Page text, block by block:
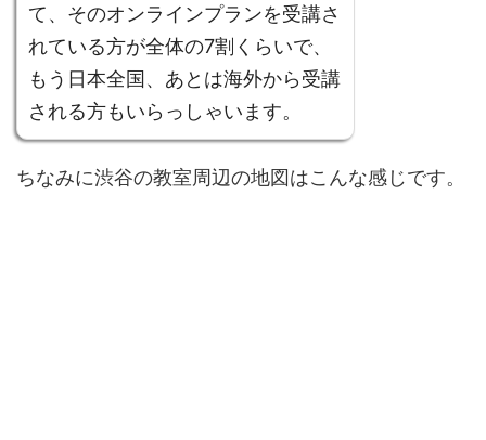
て、そのオンラインプランを受講さ
れている方が全体の7割くらいで、
もう日本全国、あとは海外から受講
される方もいらっしゃいます。
ちなみに渋谷の教室周辺の地図はこんな感じです。